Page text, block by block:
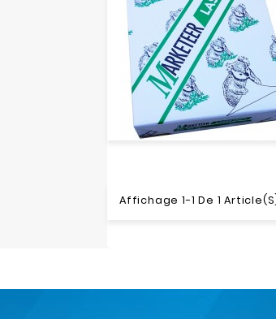
Affichage 1-1 De 1